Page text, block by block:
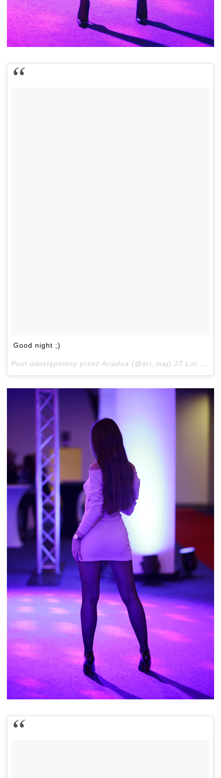
Good night ;)
Post udostępniony przez Ariadna (@ari_maj)27 Lut, 2017 o 2:53 PST